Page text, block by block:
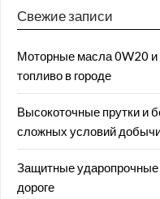
Свежие записи
Моторные масла 0W20 и
топливо в городе
Высокоточные прутки и
сложных условий
Защитные ударопрочные
дороге